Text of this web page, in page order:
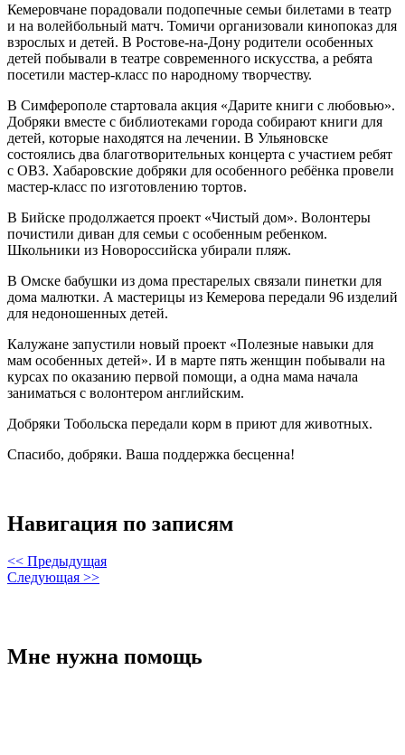
Кемеровчане порадовали подопечные семьи билетами в театр
и на волейбольный матч. Томичи организовали кинопоказ для
взрослых и детей. В Ростове-на-Дону родители особенных
детей побывали в театре современного искусства, а ребята
посетили мастер-класс по народному творчеству.
В Симферополе стартовала акция «Дарите книги с любовью».
Добряки вместе с библиотеками города собирают книги для
детей, которые находятся на лечении. В Ульяновске
состоялись два благотворительных концерта с участием ребят
с ОВЗ. Хабаровские добряки для особенного ребёнка провели
мастер-класс по изготовлению тортов.
В Бийске продолжается проект «Чистый дом». Волонтеры
почистили диван для семьи с особенным ребенком.
Школьники из Новороссийска убирали пляж.
В Омске бабушки из дома престарелых связали пинетки для
дома малютки. А мастерицы из Кемерова передали 96 изделий
для недоношенных детей.
Калужане запустили новый проект «Полезные навыки для
мам особенных детей». И в марте пять женщин побывали на
курсах по оказанию первой помощи, а одна мама начала
заниматься с волонтером английским.
Добряки Тобольска передали корм в приют для животных.
Спасибо, добряки. Ваша поддержка бесценна!
Навигация по записям
<< Предыдущая
Следующая >>
Мне нужна помощь